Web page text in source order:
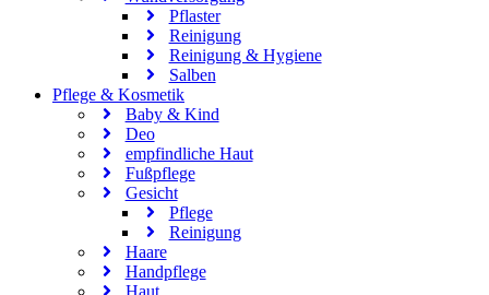
Pflaster
Reinigung
Reinigung & Hygiene
Salben
Pflege & Kosmetik
Baby & Kind
Deo
empfindliche Haut
Fußpflege
Gesicht
Pflege
Reinigung
Haare
Handpflege
Haut